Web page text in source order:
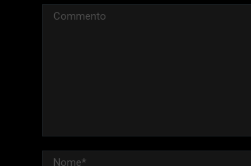
Commento
Nome *